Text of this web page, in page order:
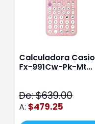
Calculadora Casio
Fx-991Cw-Pk-Mt
De: $639.00
A: $479.25